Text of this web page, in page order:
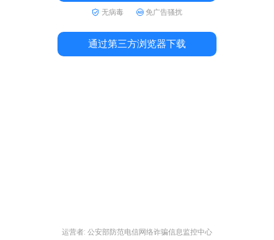
无病毒 免广告骚扰
通过第三方浏览器下载
运营者: 公安部防范电信网络诈骗信息监控中心